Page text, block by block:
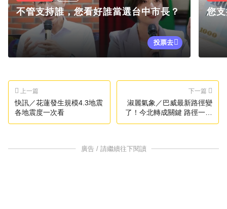
不管支持誰，您看好誰當選台中市長？
投票去
您
上一篇
快訊／花蓮發生規模4.3地震
各地震度一次看
下一篇
淑麗氣象／巴威最新路徑變
了！今北轉成關鍵 路徑一偏
西「風雨更猛」
廣告 / 請繼續往下閱讀